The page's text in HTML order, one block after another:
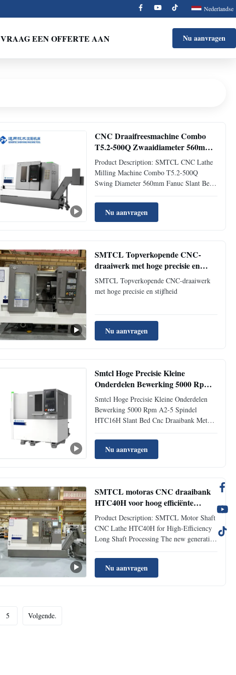
Nederlandse
VRAAG EEN OFFERTE AAN Nu aanvragen
CNC Draaifreesmachine Combo
T5.2-500Q Zwaaidiameter 560mm
Fanuc Schuine Bed CNC
Draaibank
Product Description: SMTCL CNC Lathe
Milling Machine Combo T5.2-500Q
Swing Diameter 560mm Fanuc Slant Bed
CNC lathe developed for the mid-to-high-
end market. It adopts an integrated 45-
degree inclined bed structure and has the
Nu aanvragen
SMTCL Topverkopende CNC-
draaiwerk met hoge precisie en
stijfheid
SMTCL Topverkopende CNC-draaiwerk
met hoge precisie en stijfheid
Nu aanvragen
Smtcl Hoge Precisie Kleine
Onderdelen Bewerking 5000 Rpm
A2-5 Spindel HTC16H Slant Bed
Cnc Draaibank Met Bar Feeder
Smtcl Hoge Precisie Kleine Onderdelen
Bewerking 5000 Rpm A2-5 Spindel
HTC16H Slant Bed Cnc Draaibank Met
Nu aanvragen
SMTCL motoras CNC draaibank
HTC40H voor hoog efficiënte
verwerking van lange as met
staafvoeder
Product Description: SMTCL Motor Shaft
CNC Lathe HTC40H for High-Efficiency
Long Shaft Processing The new generation
through professional design and analysis
software. Assembled, verified and
improved with advanced manufacturing
Nu aanvragen
5 Volgende.